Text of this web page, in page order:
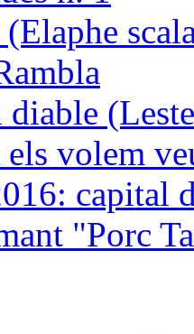
diable
volem
capital
"Porc